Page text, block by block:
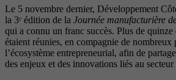
Le 5 novembre dernier, Développement
la 3ᵉ édition de la Journée manufacturière
qui a connu un franc succès. Plus de quinze
étaient réunies, en compagnie de nombreux
l’écosystème entrepreneurial, afin de
des enjeux et des innovations liés au